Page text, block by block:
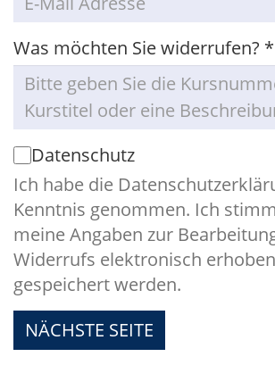
Was möchten Sie widerrufen? *
Datenschutz
Ich habe die
Kenntnis genommen. Ich
meine Angaben zur
Widerrufs elektronisch
gespeichert werden.
NÄCHSTE SEITE